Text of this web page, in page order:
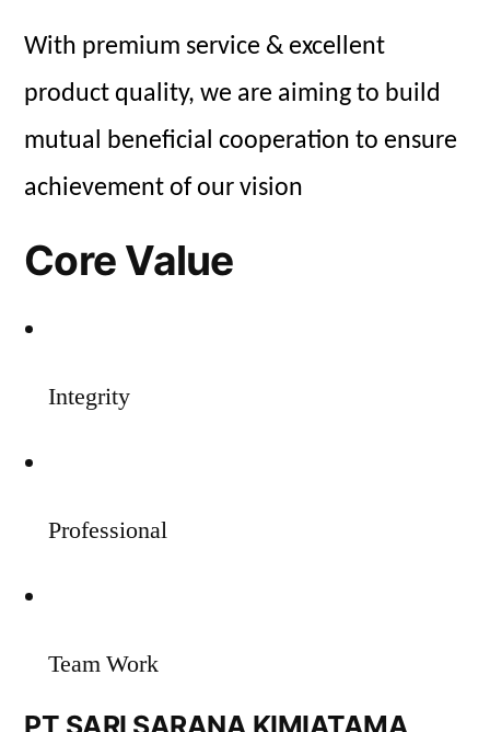
With premium service & excellent
product quality, we are aiming to build
mutual beneficial cooperation to ensure
achievement of our vision
Core Value
Integrity
Professional
Team Work